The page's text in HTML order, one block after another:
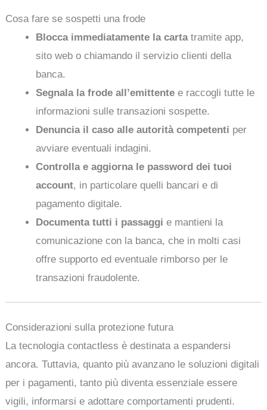
Cosa fare se sospetti una frode
Blocca immediatamente la cartatramite app,
sito web o chiamando il servizio clienti della
banca.
Segnala la frode all’emittente e raccogli tutte le
informazioni sulle transazioni sospette.
Denuncia il caso alle autorità competenti per
avviare eventuali indagini.
Controlla e aggiorna le password dei tuoi
account, in particolare quelli bancari e di
pagamento digitale.
Documenta tutti i passaggi e mantieni la
comunicazione con la banca, che in molti casi
offre supporto ed eventuale rimborso per le
transazioni fraudolente.
Considerazioni sulla protezione futura
La tecnologia contactless è destinata a espandersi
ancora. Tuttavia, quanto più avanzano le soluzioni digitali
per i pagamenti, tanto più diventa essenziale essere
vigili, informarsi e adottare comportamenti prudenti.